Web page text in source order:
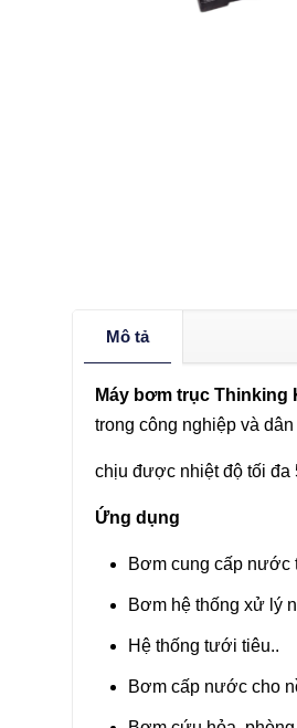
Mô tả
Máy bơm trục Thinking
trong công nghiệp và
chịu được nhiệt độ tối đa
Ứng dụng
Bơm cung cấp nước
Bơm hệ thống xử lý
Hệ thống tưới tiêu..
Bơm cấp nước cho